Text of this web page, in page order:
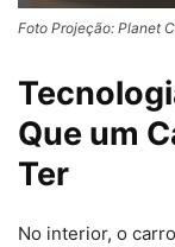
Foto Projeção: Planet
Que um
Ter
No interior, o